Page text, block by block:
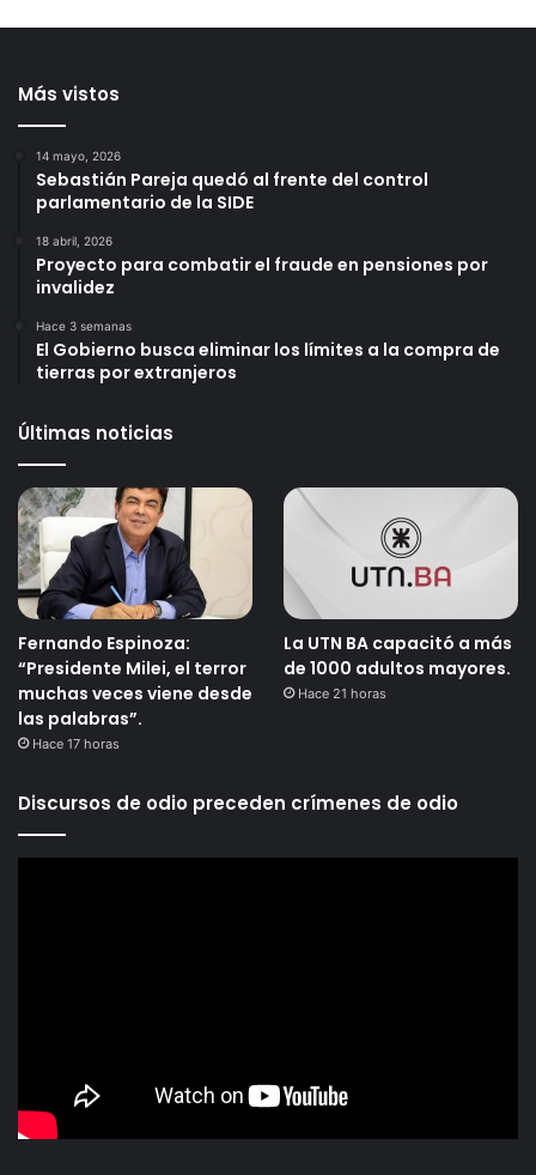
Más vistos
14 mayo, 2026
Sebastián Pareja quedó al frente del control
parlamentario de la SIDE
18 abril, 2026
Proyecto para combatir el fraude en pensiones por
invalidez
Hace 3 semanas
El Gobierno busca eliminar los límites a la compra de
tierras por extranjeros
Últimas noticias
Fernando Espinoza:
“Presidente Milei, el terror
muchas veces viene desde
las palabras”.
Hace 17 horas
La UTN BA capacitó a más
de 1000 adultos mayores.
Hace 21 horas
Discursos de odio preceden crímenes de odio